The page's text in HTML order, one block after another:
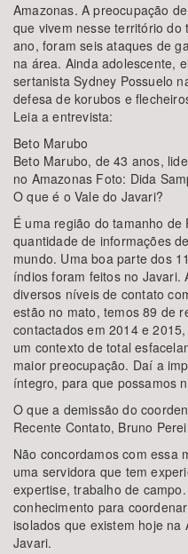
Amazonas. A preocupação
que vivem nesse território
ano, foram seis ataques de
na área. Ainda adolescente,
sertanista Sydney Possuelo
defesa de korubos e
Leia a entrevista:
Beto Marubo
Beto Marubo, de 43 anos,
no Amazonas Foto: Dida
O que é o Vale do Javari?
É uma região do tamanho
quantidade de informações
mundo. Uma boa parte dos
índios foram feitos no Javari.
diversos níveis de contato
estão no mato, temos 89 de
contactados em 2014 e
um contexto de total
maior preocupação. Daí a
íntegro, para que possamos
O que a demissão do
Recente Contato, Bruno
Não concordamos com essa
uma servidora que tem
expertise, trabalho de
conhecimento para
isolados que existem hoje na
Javari.